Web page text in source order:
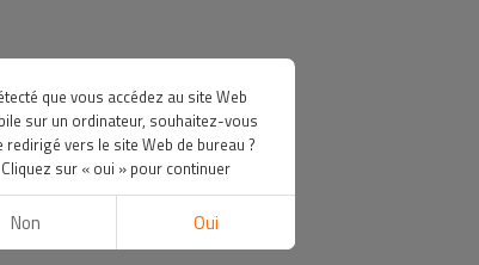
que vous accédez au site Web
sur un ordinateur, souhaitez-vous
redirigé vers le site Web de bureau ?
Cliquez sur « oui » pour continuer
Non Oui